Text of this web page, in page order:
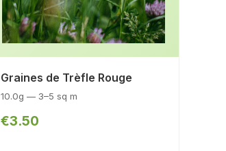
Graines de Trèfle Rouge
10.0g — 3–5 sq m
€3.50